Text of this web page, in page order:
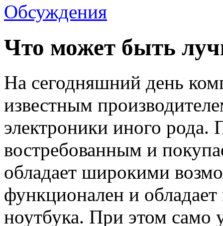
Обсуждения
Что может быть
На сегодняшний день
известным
электроники иного рода.
востребованным и
обладает широкими
функционален и
ноутбука. При этом само